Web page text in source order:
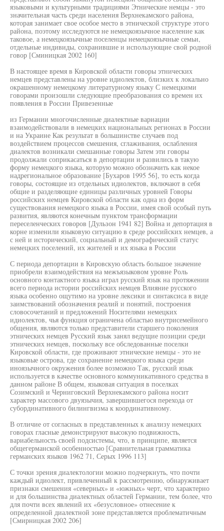
языковыми и культурными традициями Этнические немцы - это
значительная часть среди населения Верхнекамского района,
которая занимает свое особое место в этнической структуре этого
района, поэтому исследуются не немецкоязычное население как
таковое, а немецкоязычные поселенцы немецкоязычные семьи,
отдельные индивиды, сохранившие и использующие свой родной
говор [Сминицкая 2002 160]
В настоящее время в Кировской области говоры этнических
немцев представлены на уровне идиолектов, близких к локально
окрашенному немецкому литературному языку С немецкими
говорами произошли следующие преобразования со времен их
появления в России Привезенные
из Германии многочисленные диалектные вариации
взаимодействовали в немецких национальных регионах в России
и на Украине Как результат в большинстве случаев под
воздействием процессов смешения, сглаживания, ослабления
диалектов возникали смешанные говоры Затем эти говоры
продолжали соприкасаться в депортации и развились в такую
форму немецкого языка, которую можно обозначить как некое
надрегиональное образование [Бухаров 1995 56], то есть когда
говоры, состоящие из отдельных идиолектов, включают в себя
общие и разделяющие единицы различных уровней Говоры
российских немцев Кировской области как одна из форм
существования немецкого языка в России, имея свой особый путь
развития, являются конечным пунктом трансформации
переселенческих говоров [Дульзон 1941 82] Война и депортация в
корне изменили языковую ситуацию в среде российских немцев, а
с ней и исторический, социальный и демографический статус
немецких поселений, их жителей и их языка в России
С периода депортации в Кировскую область большое значение
приобрели взаимодействия на межъязыковом уровне Роль
основного контактного языка играл русский язык на протяжении
всего периода истории российских немцев Влияние русского
языка особенно ощутимо на уровне лексики и синтаксиса в виде
заимствований обозначения реалий и понятий, построения
словосочетаний и предложений Носителями немецких
идиолектов, чья функция ограничена областью внутрисемейного
общения, являются только представители старшего поколения
этнических немцев Русский язык занял ведущие позиции среди
этнических немцев, поскольку все обследованные поселки
Кировской области, где проживают этнические немцы - это не
языковые острова, где сохранение немецкого языка среди
иноязычного окружения более возможно Так, русский язык
используется в качестве основного коммуникативного средства в
данном районе В общем, языковая ситуация в поселках
Созимский и Черниговский Верхнекамского района носит
характер массового двуязычия, завершившегося перехода от
субординативного билингвизма к координативному.
В отличие от согласных в представленных к анализу немецких
говорах гласные демонстрируют высокую подвижность,
вариабельность своей подсистемы, что, в принципе, является
общегерманской особенностью [Сравнительная грамматика
германских языков 1962 71, Серых 1996 113]
С точки зрения диалектологии можно подчеркнуть, что почти
каждый идиолект, привлеченный к рассмотрению, обнаруживает
признаки смешения «северных» и «южных» черт, что характерно
и для большинства диалектных областей Германии, тем более, что
для почти всех явлений их «безусловное» отнесение к
определенной диалектной зоне представляется проблематичным
[Смирницкая 2002 206]